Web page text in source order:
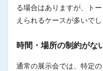
る場合はありますが、ト
えられるケースが多いでし
時間・場所の制約がな
通常の展示会では、特定